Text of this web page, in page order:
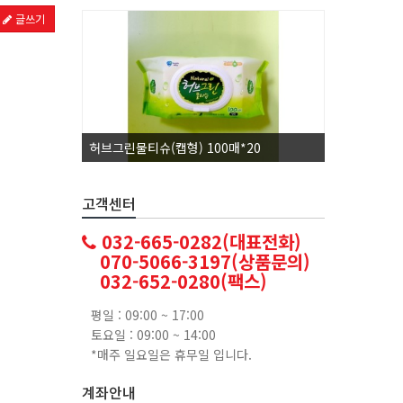
글쓰기
허브그린물티슈(캡형) 100매*20
고객센터
032-665-0282(대표전화)
070-5066-3197(상품문의)
032-652-0280(팩스)
평일 : 09:00 ~ 17:00
토요일 : 09:00 ~ 14:00
*매주 일요일은 휴무일 입니다.
계좌안내